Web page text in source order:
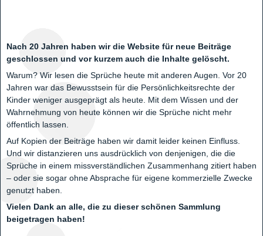
Nach 20 Jahren haben wir die Website für neue Beiträge
geschlossen und vor kurzem auch die Inhalte gelöscht.
Warum? Wir lesen die Sprüche heute mit anderen Augen. Vor 20
Jahren war das Bewusstsein für die Persönlichkeitsrechte der
Kinder weniger ausgeprägt als heute. Mit dem Wissen und der
Wahrnehmung von heute können wir die Sprüche nicht mehr
öffentlich lassen.
Auf Kopien der Beiträge haben wir damit leider keinen Einfluss.
Und wir distanzieren uns ausdrücklich von denjenigen, die die
Sprüche in einem missverständlichen Zusammenhang zitiert haben
– oder sie sogar ohne Absprache für eigene kommerzielle Zwecke
genutzt haben.
Vielen Dank an alle, die zu dieser schönen Sammlung
beigetragen haben!